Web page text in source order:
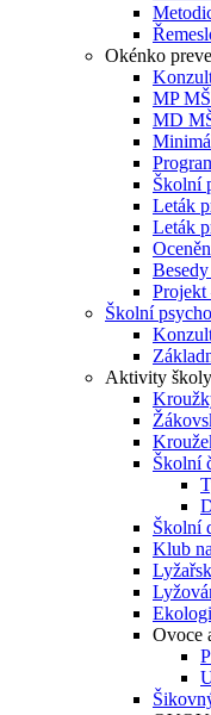
Okénko
MP
MD
Školní
Leták
Leták
Projekt
Školní
Aktivity školy
Školní
Školní
Klub
Ovoce